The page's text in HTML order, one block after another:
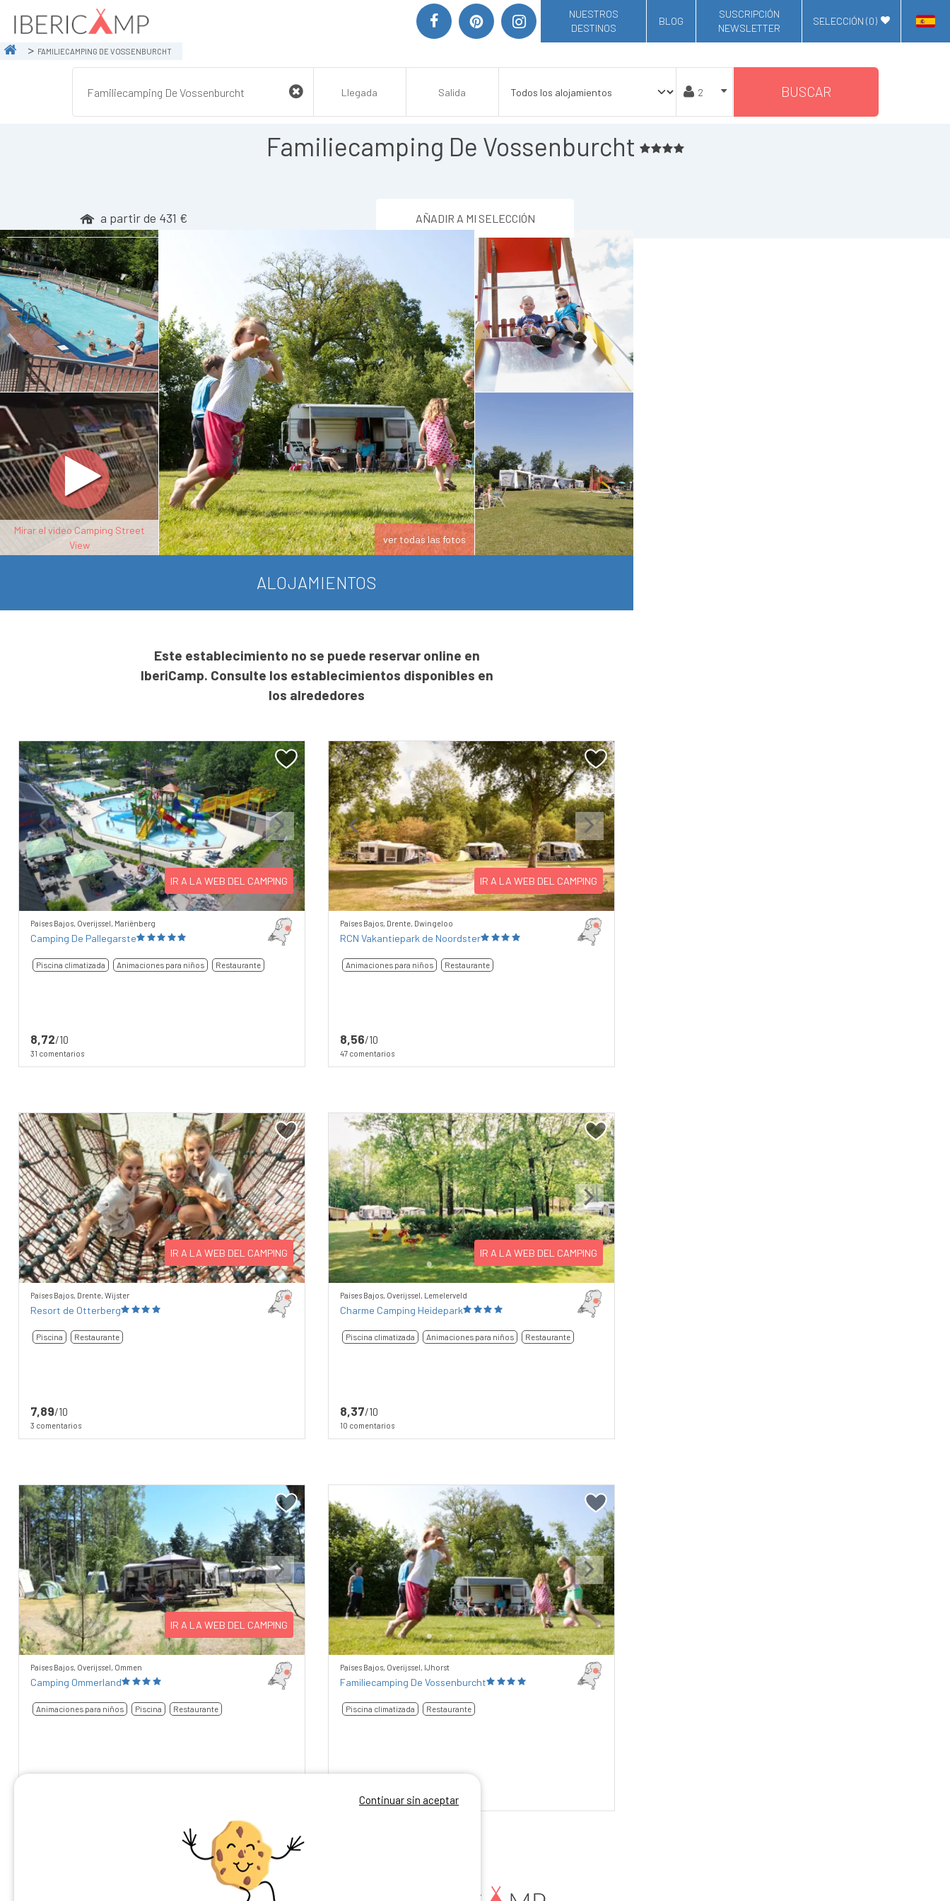
NUESTROS
DESTINOS
BLOG
SUSCRIPCIÓN
NEWSLETTER
SELECCIÓN (0)
FAMILIECAMPING DE VOSSENBURCHT
BUSCAR
Familiecamping De Vossenburcht
a partir de 431 € AÑADIR A MI SELECCIÓN
Mirar el video Camping Street
View
ver todas las fotos
ALOJAMIENTOS
Este establecimiento no se puede reservar online en
IberiCamp. Consulte los establecimientos disponibles en
los alrededores
Previous Next
IR A LA WEB DEL CAMPING
Países Bajos, Overijssel, Mariënberg
Camping De Pallegarste
Piscina climatizada Animaciones para niños Restaurante
8,72/10
31 comentarios
Previous Next
IR A LA WEB DEL CAMPING
Países Bajos, Drente, Dwingeloo
RCN Vakantiepark de Noordster
Animaciones para niños Restaurante
8,56/10
47 comentarios
Previous Next
IR A LA WEB DEL CAMPING
Países Bajos, Drente, Wijster
Resort de Otterberg
Piscina Restaurante
7,89/10
3 comentarios
Previous Next
IR A LA WEB DEL CAMPING
Países Bajos, Overijssel, Lemelerveld
Charme Camping Heidepark
Piscina climatizada Animaciones para niños Restaurante
8,37/10
10 comentarios
Previous Next
IR A LA WEB DEL CAMPING
Países Bajos, Overijssel, Ommen
Camping Ommerland
Animaciones para niños Piscina Restaurante
Previous Next
Países Bajos, Overijssel, IJhorst
Familiecamping De Vossenburcht
Piscina climatizada Restaurante
6 comentarios
Continuar sin aceptar